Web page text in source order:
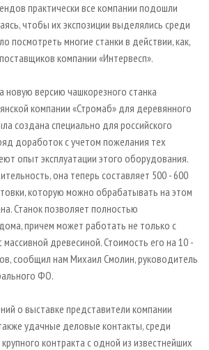
практически все компании подошли
чтобы их экспозиции выделялись среди
посмотреть многие станки в действии, как,
компании «Интервесп».
новую версию чашкорезного станка
компании «Стромаб» для деревянного
создана специально для российского
доработок с учетом пожелания тех
опыт эксплуатации этого оборудования.
она теперь составляет 500 - 600
которую можно обрабатывать на этом
Станок позволяет полностью
причем может работать не только с
древесиной. Стоимость его на 10 -
сообщил нам Михаил Смолин, руководитель
ФО.
о выставке представители компании
удачные деловые контакты, среди
контракта с одной из известнейших